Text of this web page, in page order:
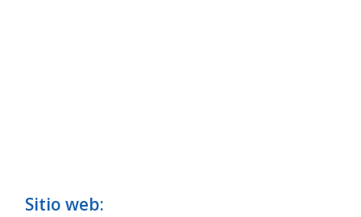
Sitio web: